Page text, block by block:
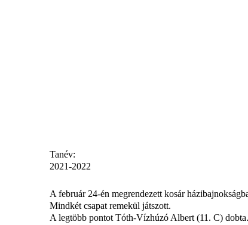
Tanév:
2021-2022
A február 24-én megrendezett kosár
Mindkét csapat remekül játszott.
A legtöbb pontot Tóth-Vízhúzó Albert (11. C) dobta.